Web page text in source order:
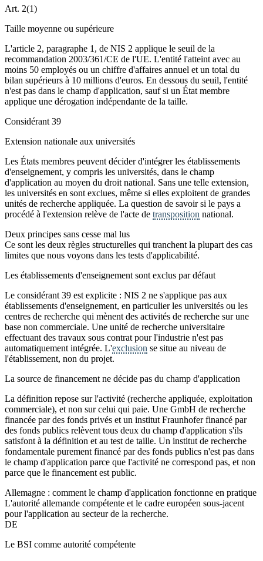
Art. 2(1)
Taille moyenne ou supérieure
L'article 2, paragraphe 1, de NIS 2 applique le seuil de la
recommandation 2003/361/CE de l'UE. L'entité l'atteint avec au
moins 50 employés ou un chiffre d'affaires annuel et un total du
bilan supérieurs à 10 millions d'euros. En dessous du seuil, l'entité
n'est pas dans le champ d'application, sauf si un État membre
applique une dérogation indépendante de la taille.
Considérant 39
Extension nationale aux universités
Les États membres peuvent décider d'intégrer les établissements
d'enseignement, y compris les universités, dans le champ
d'application au moyen du droit national. Sans une telle extension,
les universités en sont exclues, même si elles exploitent de grandes
unités de recherche appliquée. La question de savoir si le pays a
procédé à l'extension relève de l'acte de transposition national.
Deux principes sans cesse mal lus
Ce sont les deux règles structurelles qui tranchent la plupart des cas
limites que nous voyons dans les tests d'applicabilité.
Les établissements d'enseignement sont exclus par défaut
Le considérant 39 est explicite : NIS 2 ne s'applique pas aux
établissements d'enseignement, en particulier les universités ou les
centres de recherche qui mènent des activités de recherche sur une
base non commerciale. Une unité de recherche universitaire
effectuant des travaux sous contrat pour l'industrie n'est pas
automatiquement intégrée. L'exclusion se situe au niveau de
l'établissement, non du projet.
La source de financement ne décide pas du champ d'application
La définition repose sur l'activité (recherche appliquée, exploitation
commerciale), et non sur celui qui paie. Une GmbH de recherche
financée par des fonds privés et un institut Fraunhofer financé par
des fonds publics relèvent tous deux du champ d'application s'ils
satisfont à la définition et au test de taille. Un institut de recherche
fondamentale purement financé par des fonds publics n'est pas dans
le champ d'application parce que l'activité ne correspond pas, et non
parce que le financement est public.
Allemagne : comment le champ d'application fonctionne en pratique
L'autorité allemande compétente et le cadre européen sous-jacent
pour l'application au secteur de la recherche.
DE
Le BSI comme autorité compétente